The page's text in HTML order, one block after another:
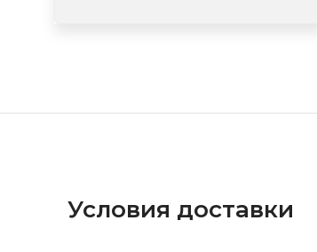
Условия доставки